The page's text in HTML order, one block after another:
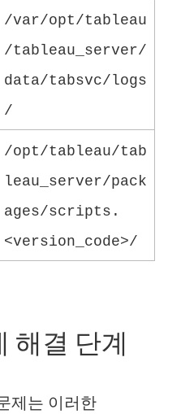
/var/opt/tableau
/tableau_server/
data/tabsvc/logs
/
/opt/tableau/tab
leau_server/pack
ages/scripts.
<version_code>/
해결 단계
제는 이러한